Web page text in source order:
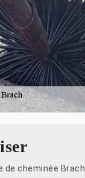
de cheminée Brach